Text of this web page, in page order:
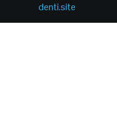
denti.site